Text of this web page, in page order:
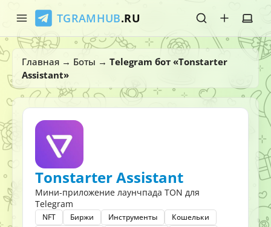
TGRAMHUB.RU
Главная
Стикеры
Эмодзи
О нас
Главная → Боты → Telegram бот «Tonstarter
Assistant»
Tonstarter Assistant
Мини-приложение лаунчпада TON для
Telegram
NFT Биржи Инструменты
Кошельки